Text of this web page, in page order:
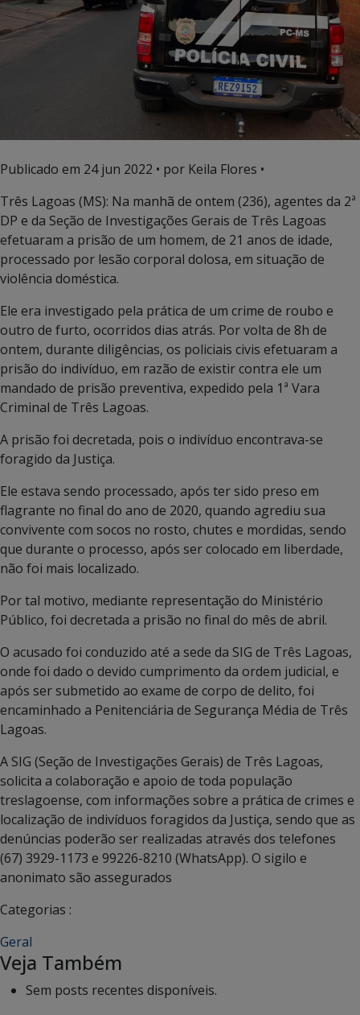
Publicado em 24 jun 2022 • por Keila Flores •
Três Lagoas (MS): Na manhã de ontem (236), agentes da 2ª
DP e da Seção de Investigações Gerais de Três Lagoas
efetuaram a prisão de um homem, de 21 anos de idade,
processado por lesão corporal dolosa, em situação de
violência doméstica.
Ele era investigado pela prática de um crime de roubo e
outro de furto, ocorridos dias atrás. Por volta de 8h de
ontem, durante diligências, os policiais civis efetuaram a
prisão do indivíduo, em razão de existir contra ele um
mandado de prisão preventiva, expedido pela 1ª Vara
Criminal de Três Lagoas.
A prisão foi decretada, pois o indivíduo encontrava-se
foragido da Justiça.
Ele estava sendo processado, após ter sido preso em
flagrante no final do ano de 2020, quando agrediu sua
convivente com socos no rosto, chutes e mordidas, sendo
que durante o processo, após ser colocado em liberdade,
não foi mais localizado.
Por tal motivo, mediante representação do Ministério
Público, foi decretada a prisão no final do mês de abril.
O acusado foi conduzido até a sede da SIG de Três Lagoas,
onde foi dado o devido cumprimento da ordem judicial, e
após ser submetido ao exame de corpo de delito, foi
encaminhado a Penitenciária de Segurança Média de Três
Lagoas.
A SIG (Seção de Investigações Gerais) de Três Lagoas,
solicita a colaboração e apoio de toda população
treslagoense, com informações sobre a prática de crimes e
localização de indivíduos foragidos da Justiça, sendo que as
denúncias poderão ser realizadas através dos telefones
(67) 3929-1173 e 99226-8210 (WhatsApp). O sigilo e
anonimato são assegurados
Categorias :
Geral
Veja Também
Sem posts recentes disponíveis.